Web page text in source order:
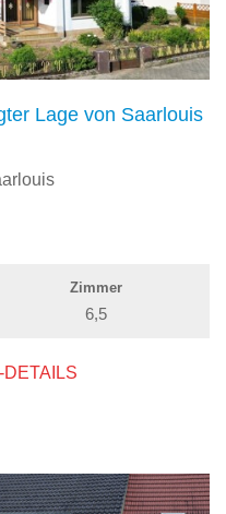
Lage von Saarlouis
Zimmer
6,5